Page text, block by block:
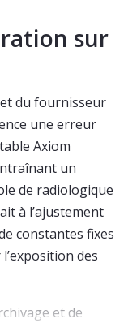
sur
du fournisseur
une erreur
Axiom
un
de radiologique
à l’ajustement
constantes fixes
des
et de